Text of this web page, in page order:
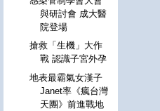
與研討會 成大醫
院登場
搶救「生機」大作
戰 認識子宮外孕
地表最霸氣女漢子
Janet率《瘋台灣
天團》前進戰地